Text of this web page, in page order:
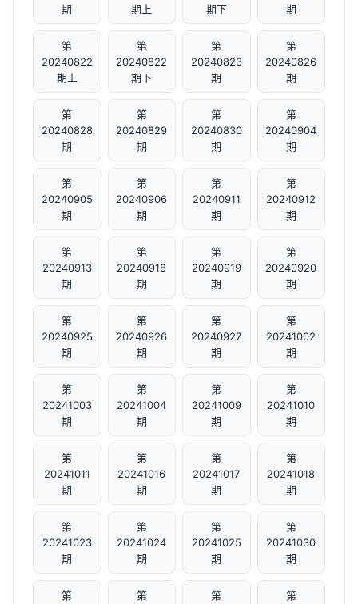
期
期上
期下
期
第
20240822
期上
第
20240822
期下
第
20240823
期
第
20240826
期
第
20240828
期
第
20240829
期
第
20240830
期
第
20240904
期
第
20240905
期
第
20240906
期
第
20240911
期
第
20240912
期
第
20240913
期
第
20240918
期
第
20240919
期
第
20240920
期
第
20240925
期
第
20240926
期
第
20240927
期
第
20241002
期
第
20241003
期
第
20241004
期
第
20241009
期
第
20241010
期
第
20241011
期
第
20241016
期
第
20241017
期
第
20241018
期
第
20241023
期
第
20241024
期
第
20241025
期
第
20241030
期
第
第
第
第